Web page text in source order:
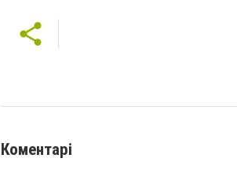
Коментарі